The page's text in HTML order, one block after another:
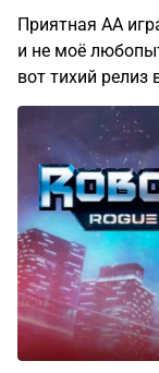
8
Corvus Corax
Игры1г
Прошёл
Приятная АА
и не моё
вот тихий релиз